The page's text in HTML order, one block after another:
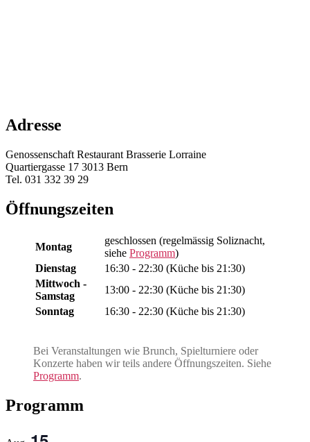
Adresse
Genossenschaft Restaurant Brasserie Lorraine
Quartiergasse 17 3013 Bern
Tel. 031 332 39 29
Öffnungszeiten
Montag
geschlossen (regelmässig Soliznacht,
siehe Programm)
Dienstag
16:30 - 22:30 (Küche bis 21:30)
Mittwoch -
Samstag
13:00 - 22:30 (Küche bis 21:30)
Sonntag
16:30 - 22:30 (Küche bis 21:30)
Bei Veranstaltungen wie Brunch, Spielturniere oder
Konzerte haben wir teils andere Öffnungszeiten. Siehe
Programm.
Programm